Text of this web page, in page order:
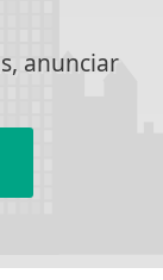
anunciar